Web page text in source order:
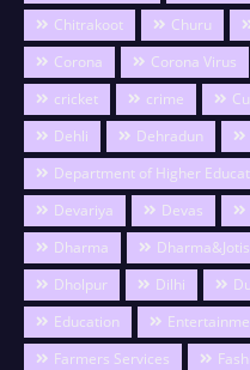
Chitrakoot
Churu
Corona
Corona Virus
cricket
crime
Dehli
Dehradun
Department of Higher
Devariya
Devas
Dharma
Dholpur
Dilhi
Education
Farmers Services